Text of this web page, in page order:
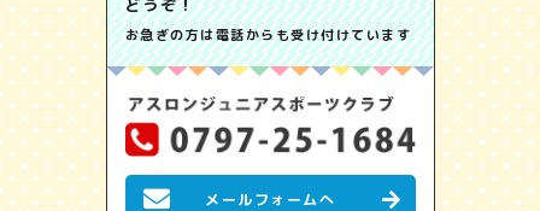
どうぞ！
お急ぎの方は電話からも受け付けています
メールフォームへ